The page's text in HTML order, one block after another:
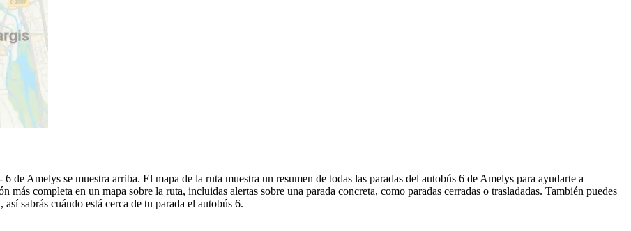
de Amelys se muestra arriba. El mapa de la ruta muestra un resumen de todas las paradas del autobús 6 de Amelys para ayudarte a
más completa en un mapa sobre la ruta, incluidas alertas sobre una parada concreta, como paradas cerradas o trasladadas. También puedes
sabrás cuándo está cerca de tu parada el autobús 6.